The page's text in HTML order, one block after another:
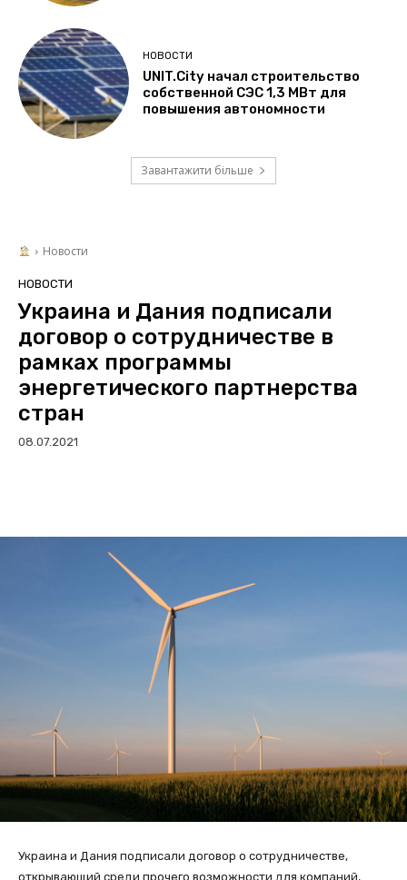
НОВОСТИ
UNIT.City начал строительство
собственной СЭС 1,3 МВт для
повышения автономности
Завантажити більше